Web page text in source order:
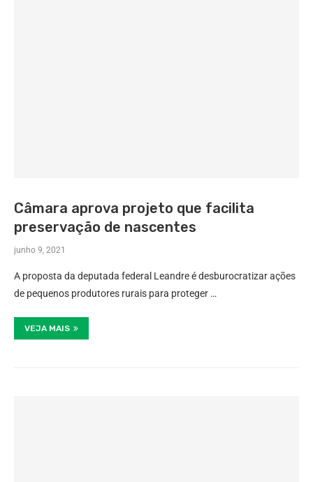
Câmara aprova projeto que facilita
preservação de nascentes
junho 9, 2021
A proposta da deputada federal Leandre é desburocratizar ações
de pequenos produtores rurais para proteger …
VEJA MAIS